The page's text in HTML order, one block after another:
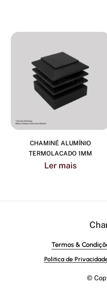
CHAMINÉ ALUMÍNIO
TERMOLACADO 1MM
Ler mais
Termos &
Politica de
©